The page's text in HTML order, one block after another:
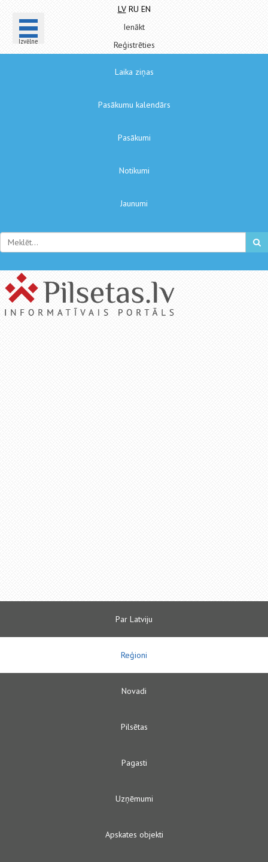
Izvēlne
LV RU EN
Ienākt
Reģistrēties
Laika ziņas
Pasākumu kalendārs
Pasākumi
Notikumi
Jaunumi
Par Latviju
Reģioni
Novadi
Pilsētas
Pagasti
Uzņēmumi
Apskates objekti